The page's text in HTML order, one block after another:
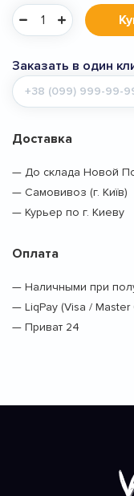
Заказать в один
Мобильный
телефон
Доставка
— До склада Новой
— Самовивоз (г. Київ)
— Курьер по г. Киеву
Оплата
— Наличными при
— LiqPay (Visa / Master
— Приват 24